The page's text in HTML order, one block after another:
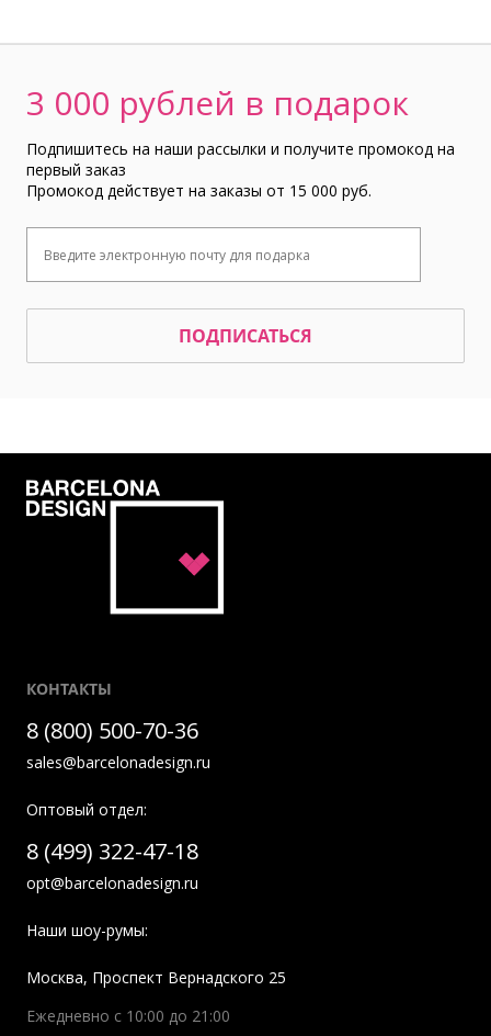
3 000 рублей в подарок
Подпишитесь на наши рассылки и получите промокод на
первый заказ
Промокод действует на заказы от 15 000 руб.
ПОДПИСАТЬСЯ
КОНТАКТЫ
8 (800) 500-70-36
sales@barcelonadesign.ru
Оптовый отдел:
8 (499) 322-47-18
opt@barcelonadesign.ru
Наши шоу-румы:
Москва, Проспект Вернадского 25
Ежедневно с 10:00 до 21:00